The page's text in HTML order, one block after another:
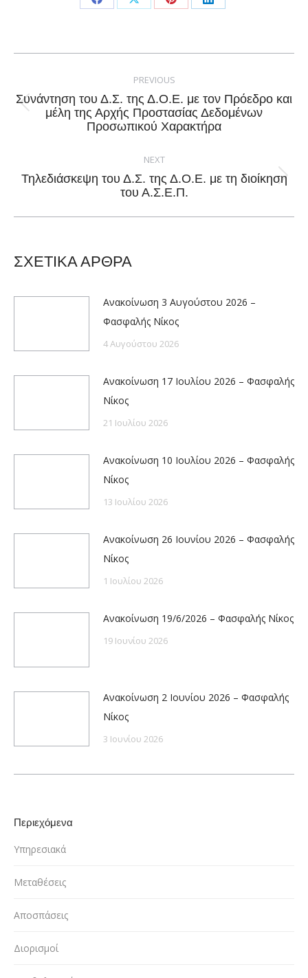
Share
Facebook
Share
X
Share
Pinterest
Share
LinkedIn
PREVIOUS
Previous
post:
Συνάντηση του Δ.Σ. της Δ.Ο.Ε. με τον Πρόεδρο και
μέλη της Αρχής Προστασίας Δεδομένων
Προσωπικού Χαρακτήρα
NEXT
Next
Τηλεδιάσκεψη του Δ.Σ. της Δ.Ο.Ε. με τη διοίκηση
του Α.Σ.Ε.Π.
ΣΧΕΤΙΚΑ ΑΡΘΡΑ
Ανακοίνωση 3 Αυγούστου 2026 –
Φασφαλής Νίκος
4 Αυγούστου 2026
Ανακοίνωση 17 Ιουλίου 2026 – Φασφαλής
Νίκος
21 Ιουλίου 2026
Ανακοίνωση 10 Ιουλίου 2026 – Φασφαλής
Νίκος
13 Ιουλίου 2026
Ανακοίνωση 26 Ιουνίου 2026 – Φασφαλής
Νίκος
1 Ιουλίου 2026
Ανακοίνωση 19/6/2026 – Φασφαλής Νίκος
19 Ιουνίου 2026
Ανακοίνωση 2 Ιουνίου 2026 – Φασφαλής
Νίκος
3 Ιουνίου 2026
Περιεχόμενα
Υπηρεσιακά
Μεταθέσεις
Αποσπάσεις
Διορισμοί